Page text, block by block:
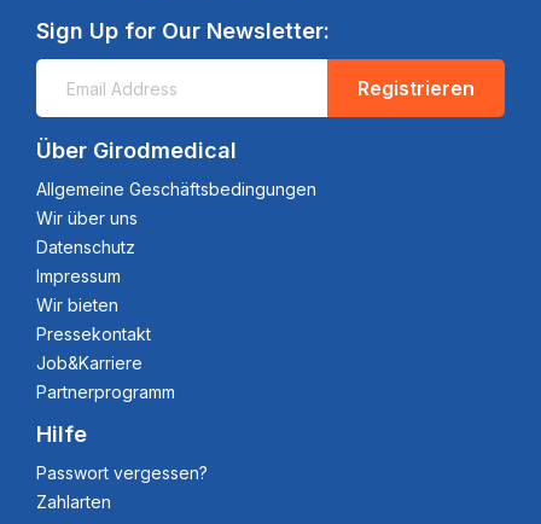
Sign Up for Our Newsletter:
Registrieren
Über Girodmedical
Allgemeine Geschäftsbedingungen
Wir über uns
Datenschutz
Impressum
Wir bieten
Pressekontakt
Job&Karriere
Partnerprogramm
Hilfe
Passwort vergessen?
Zahlarten